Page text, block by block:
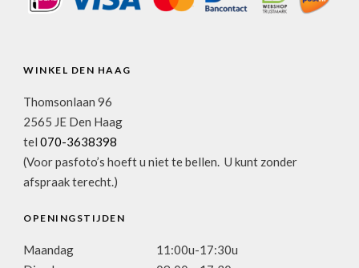
WINKEL DEN HAAG
Thomsonlaan 96
2565 JE Den Haag
tel 070-3638398
(Voor pasfoto’s hoeft u niet te bellen. U kunt zonder
afspraak terecht.)
OPENINGSTIJDEN
Maandag
11:00u-17:30u